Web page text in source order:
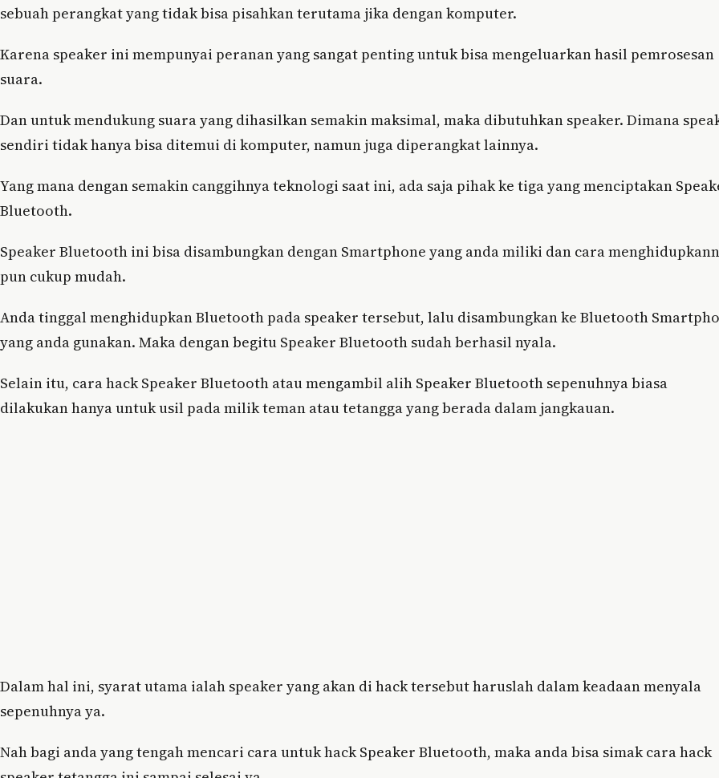
sebuah perangkat yang tidak bisa pisahkan terutama jika dengan komputer.
Karena speaker ini mempunyai peranan yang sangat penting untuk bisa mengeluarkan hasil pemrosesan
suara.
Dan untuk mendukung suara yang dihasilkan semakin maksimal, maka dibutuhkan speaker. Dimana
sendiri tidak hanya bisa ditemui di komputer, namun juga diperangkat lainnya.
Yang mana dengan semakin canggihnya teknologi saat ini, ada saja pihak ke tiga yang menciptakan
Bluetooth.
Speaker Bluetooth ini bisa disambungkan dengan Smartphone yang anda miliki dan cara
pun cukup mudah.
Anda tinggal menghidupkan Bluetooth pada speaker tersebut, lalu disambungkan ke Bluetooth
yang anda gunakan. Maka dengan begitu Speaker Bluetooth sudah berhasil nyala.
Selain itu, cara hack Speaker Bluetooth atau mengambil alih Speaker Bluetooth sepenuhnya biasa
dilakukan hanya untuk usil pada milik teman atau tetangga yang berada dalam jangkauan.
Dalam hal ini, syarat utama ialah speaker yang akan di hack tersebut haruslah dalam keadaan menyala
sepenuhnya ya.
Nah bagi anda yang tengah mencari cara untuk hack Speaker Bluetooth, maka anda bisa simak cara hack